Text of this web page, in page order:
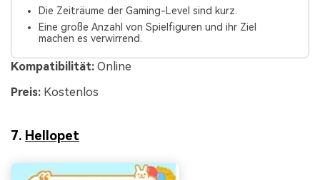
Die Zeiträume der Gaming-Level sind kurz.
Eine große Anzahl von Spielfiguren und ihr Ziel
machen es verwirrend.
Kompatibilität: Online
Preis: Kostenlos
7. Hellopet